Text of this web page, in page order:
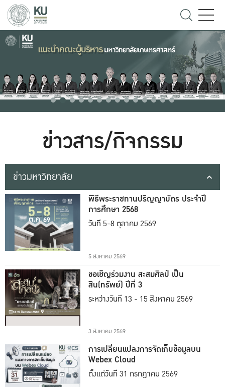
ข่าวสาร/กิจกรรม
ข่าวมหาวิทยาลัย
พิธีพระราชทานปริญญาบัตร ประจำปี
การศึกษา 2568
วันที่ 5-8 ตุลาคม 2569
5 สิงหาคม 2569
ขอเชิญร่วมงาน สะสมศิลป์ เป็น
สิน(ทรัพย์) ปีที่ 3
ระหว่างวันที่ 13 - 15 สิงหาคม 2569
3 สิงหาคม 2569
การเปลี่ยนแปลงการจัดเก็บข้อมูลบน
Webex Cloud
ตั้งแต่วันที่ 31 กรกฎาคม 2569